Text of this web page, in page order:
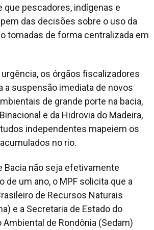
que pescadores, indígenas e
das decisões sobre o uso da
tomadas de forma centralizada em
os órgãos fiscalizadores
a suspensão imediata de novos
de grande porte na bacia,
e da Hidrovia do Madeira,
independentes mapeiem os
no rio.
Bacia não seja efetivamente
de um ano, o MPF solicita que a
de Recursos Naturais
e a Secretaria de Estado do
de Rondônia (Sedam)